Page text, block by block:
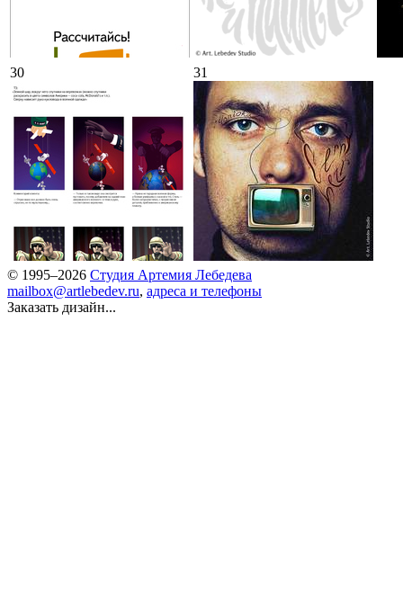
30 31
© 1995–2026 Студия Артемия Лебедева
mailbox@artlebedev.ru, адреса и телефоны
Заказать дизайн...